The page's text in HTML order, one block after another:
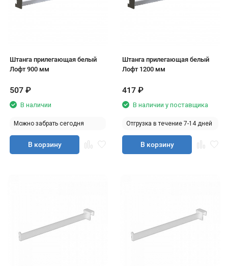
Штанга прилегающая белый
Лофт 900 мм
507 ₽
В наличии
Можно забрать сегодня
В корзину
Штанга прилегающая белый
Лофт 1200 мм
417 ₽
В наличии у поставщика
Отгрузка в течение 7-14 дней
В корзину